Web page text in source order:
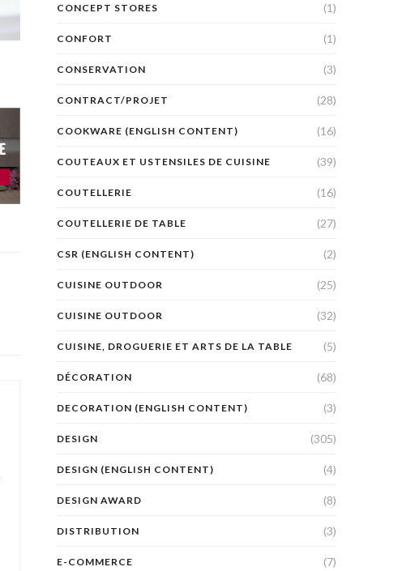
CONCEPT STORES (1)
CONFORT (1)
CONSERVATION (3)
CONTRACT/PROJET (28)
COOKWARE (ENGLISH CONTENT) (16)
COUTEAUX ET USTENSILES DE CUISINE (39)
COUTELLERIE (16)
COUTELLERIE DE TABLE (27)
CSR (ENGLISH CONTENT) (2)
CUISINE OUTDOOR (25)
CUISINE OUTDOOR (32)
CUISINE, DROGUERIE ET ARTS DE LA TABLE (5)
DÉCORATION (68)
DECORATION (ENGLISH CONTENT) (3)
DESIGN (305)
DESIGN (ENGLISH CONTENT) (4)
DESIGN AWARD (8)
DISTRIBUTION (3)
E-COMMERCE (7)